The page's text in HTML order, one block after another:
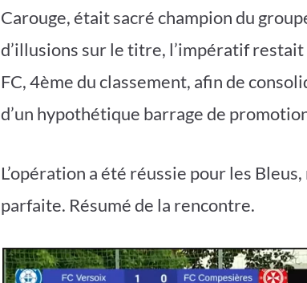
Carouge, était sacré champion du
d’illusions sur le titre, l’impératif restait
FC, 4ème du classement, afin de
d’un hypothétique barrage de
L’opération a été réussie pour les
parfaite. Résumé de la rencontre.